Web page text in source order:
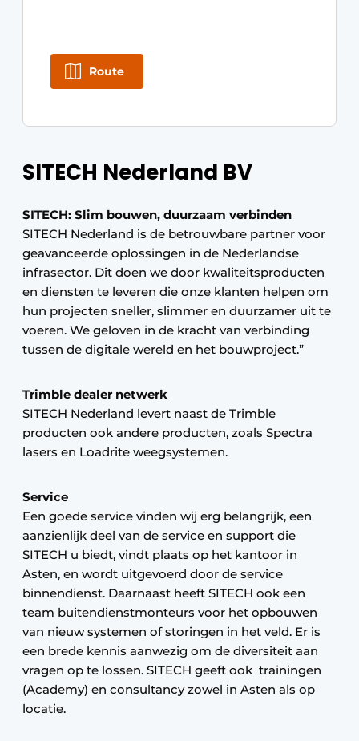
SITECH Nederland BV
SITECH: Slim bouwen, duurzaam verbinden
SITECH Nederland is de betrouwbare partner voor
geavanceerde oplossingen in de Nederlandse
infrasector. Dit doen we door kwaliteitsproducten
en diensten te leveren die onze klanten helpen om
hun projecten sneller, slimmer en duurzamer uit te
voeren. We geloven in de kracht van verbinding
tussen de digitale wereld en het bouwproject.”
Trimble dealer netwerk
SITECH Nederland levert naast de Trimble
producten ook andere producten, zoals Spectra
lasers en Loadrite weegsystemen.
Service
Een goede service vinden wij erg belangrijk, een
aanzienlijk deel van de service en support die
SITECH u biedt, vindt plaats op het kantoor in
Asten, en wordt uitgevoerd door de service
binnendienst. Daarnaast heeft SITECH ook een
team buitendienstmonteurs voor het opbouwen
van nieuw systemen of storingen in het veld. Er is
een brede kennis aanwezig om de diversiteit aan
vragen op te lossen. SITECH geeft ook trainingen
(Academy) en consultancy zowel in Asten als op
locatie.
Route